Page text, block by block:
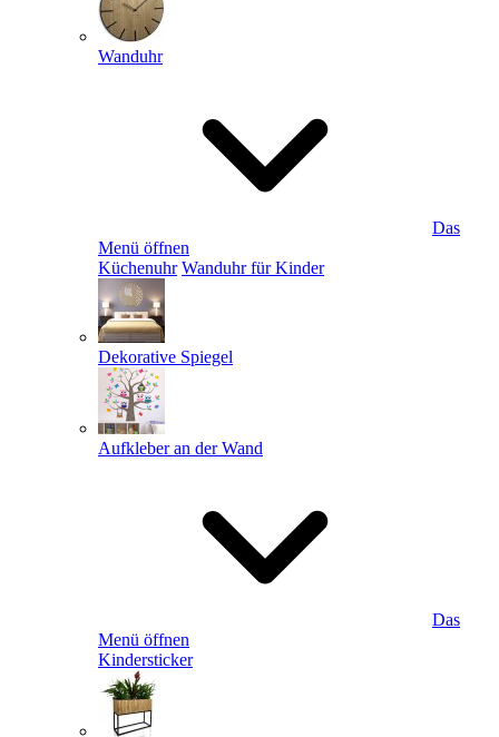
Wanduhr
Das
Menü öffnen
Küchenuhr Wanduhr für Kinder
Dekorative Spiegel
Aufkleber an der Wand
Das
Menü öffnen
Kindersticker